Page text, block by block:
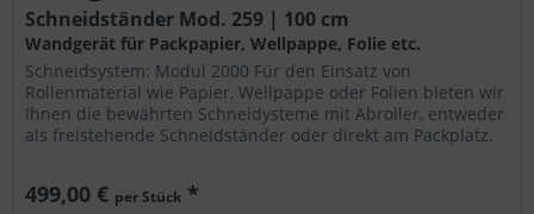
Schneidständer Mod. 259 | 100 cm
Wandgerät für Packpapier, Wellpappe, Folie etc.
Schneidsystem: Modul 2000 Für den Einsatz von
Rollenmaterial wie Papier, Wellpappe oder Folien bieten wir
Ihnen die bewährten Schneidysteme mit Abroller, entweder
als freistehende Schneidständer oder direkt am Packplatz.
499,00 € per Stück *